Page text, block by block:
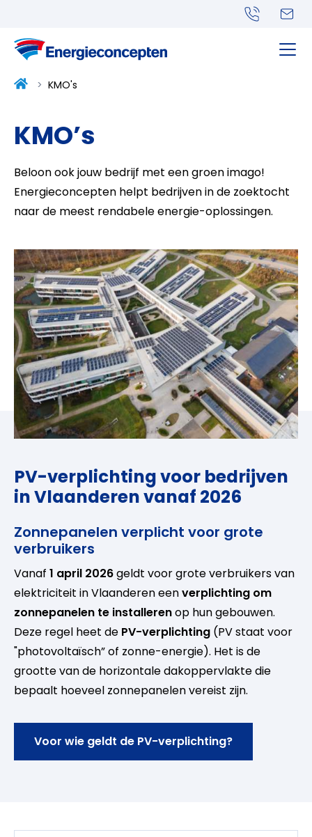
Terug naar startpagina
KMO's
KMO’s
Beloon ook jouw bedrijf met een groen imago!
Energieconcepten helpt bedrijven in de zoektocht
naar de meest rendabele energie-oplossingen.
PV-verplichting voor bedrijven
in Vlaanderen vanaf 2026
Zonnepanelen verplicht voor grote
verbruikers
Vanaf 1 april 2026geldt voor grote verbruikers van
elektriciteit in Vlaanderen eenverplichting om
zonnepanelen te installerenop hun gebouwen.
Deze regel heet de PV-verplichting (PV staat voor
"photovoltaïsch” of zonne-energie). Het is de
grootte van de horizontale dakoppervlakte die
bepaalt hoeveel zonnepanelen vereist zijn.
Voor wie geldt de PV-verplichting?